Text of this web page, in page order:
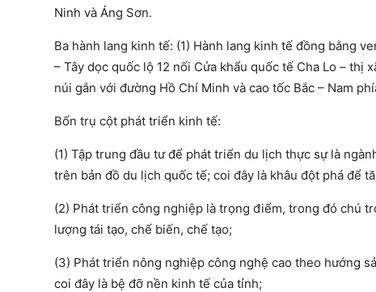
Ninh và Áng Sơn.
Ba hành lang kinh tế: (1) Hành lang kinh tế đồng bằng
– Tây dọc quốc lộ 12 nối Cửa khẩu quốc tế Cha Lo – thị
núi gắn với đường Hồ Chí Minh và cao tốc Bắc – Nam
Bốn trụ cột phát triển kinh tế:
(1) Tập trung đầu tư để phát triển du lịch thực sự là
trên bản đồ du lịch quốc tế; coi đây là khâu đột phá để
(2) Phát triển công nghiệp là trọng điểm, trong đó chú
lượng tái tạo, chế biến, chế tạo;
(3) Phát triển nông nghiệp công nghệ cao theo hướng
coi đây là bệ đỡ nền kinh tế của tỉnh;